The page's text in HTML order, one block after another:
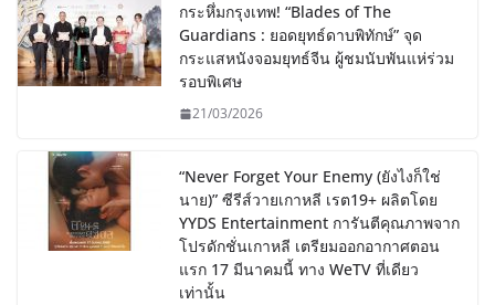
กระหึ่มกรุงเทพ! “Blades of The
Guardians : ยอดยุทธ์ดาบพิทักษ์” จุด
กระแสหนังจอมยุทธ์จีน ผู้ชมนับพันแห่ร่วม
รอบพิเศษ
21/03/2026
“Never Forget Your Enemy (ยังไงก็ใช่
นาย)” ซีรีส์วายเกาหลี เรต19+ ผลิตโดย
YYDS Entertainment การันตีคุณภาพจาก
โปรดักชั่นเกาหลี เตรียมออกอากาศตอน
แรก 17 มีนาคมนี้ ทาง WeTV ที่เดียว
เท่านั้น